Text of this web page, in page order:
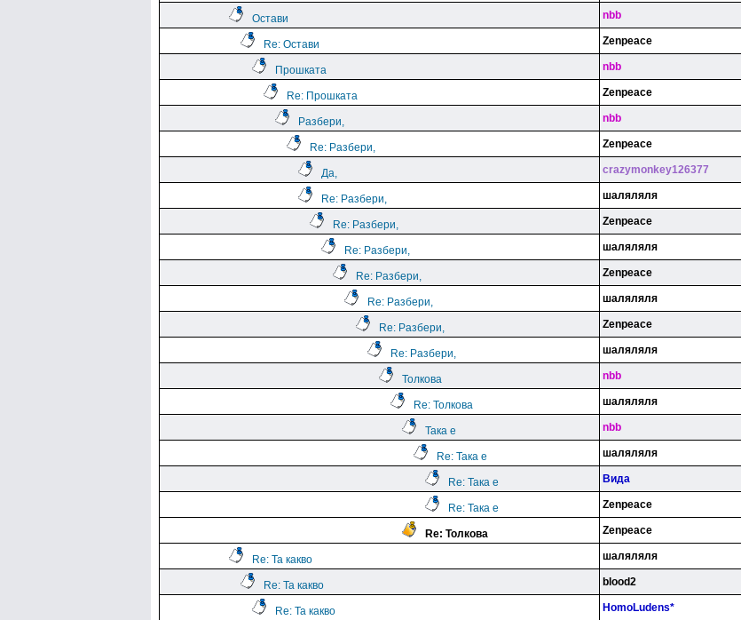
Остави nbb
Re: Остави Zenpeace
Прошката nbb
Re: Прошката Zenpeace
Разбери, nbb
Re: Разбери, Zenpeace
Да, crazymonkey126377
Re: Разбери, шаляляля
Re: Разбери, Zenpeace
Re: Разбери, шаляляля
Re: Разбери, Zenpeace
Re: Разбери, шаляляля
Re: Разбери, Zenpeace
Re: Разбери, шаляляля
Толкова nbb
Re: Толкова шаляляля
Така е nbb
Re: Така е шаляляля
Re: Така е Вида
Re: Така е Zenpeace
Re: Толкова Zenpeace
Re: Та какво шаляляля
Re: Та какво blood2
Re: Та какво HomoLudens*